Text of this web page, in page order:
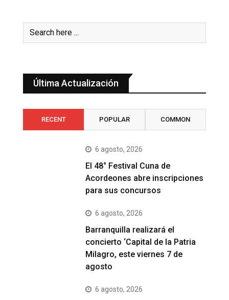
Última Actualización
RECENT POPULAR COMMON
6 agosto, 2026
El 48° Festival Cuna de
Acordeones abre inscripciones
para sus concursos
6 agosto, 2026
Barranquilla realizará el
concierto ‘Capital de la Patria
Milagro, este viernes 7 de
agosto
6 agosto, 2026